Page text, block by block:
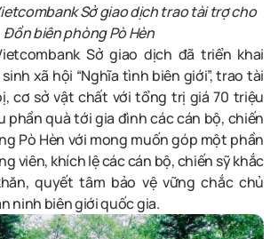
Sở giao dịch trao tài trợ cho
Đồn biên phòng Pò Hèn
Sở giao dịch đã triển khai
xã hội “Nghĩa tình biên giới”, trao tài
cơ sở vật chất với tổng trị giá 70 triệu
phần quà tới gia đình các cán bộ, chiến
Pò Hèn với mong muốn góp một phần
viên, khích lệ các cán bộ, chiến sỹ khắc
quyết tâm bảo vệ vững chắc chủ
ninh biên giới quốc gia.